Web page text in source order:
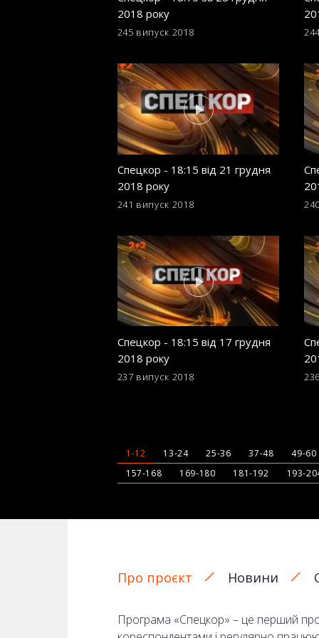
2018 року
245 випуск 2018
Спецкор - 18:15 від 21 грудня
2018 року
241 випуск 2018
Спецкор - 18:15 від 17 грудня
2018 року
237 випуск 2018
1-12 13-24 25-36 37-48 49-60
157-168
169-180 181-192 193-
Про проєкт Новини
Програма «Спецкор» – це перший